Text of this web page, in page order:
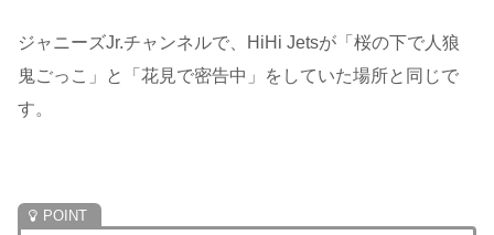
ジャニーズJr.チャンネルで、HiHi Jetsが「桜の下で人狼
鬼ごっこ」と「花見で密告中」をしていた場所と同じで
す。